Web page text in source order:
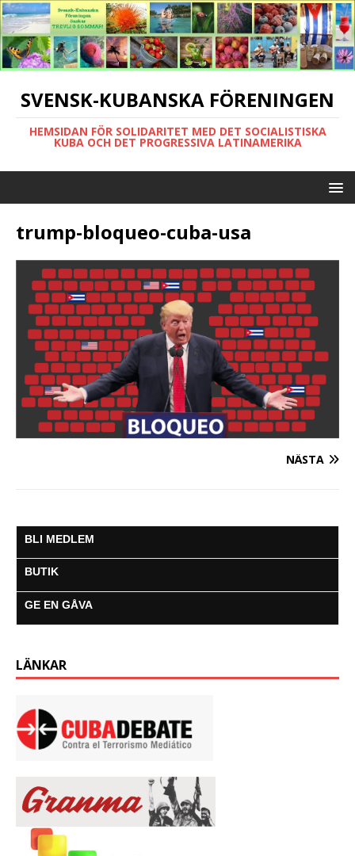
SVENSK-KUBANSKA FÖRENINGEN
HEMSIDAN FÖR SOLIDARITET MED DET SOCIALISTISKA
KUBA OCH DET PROGRESSIVA LATINAMERIKA
trump-bloqueo-cuba-usa
NÄSTA
BLI MEDLEM
BUTIK
GE EN GÅVA
LÄNKAR